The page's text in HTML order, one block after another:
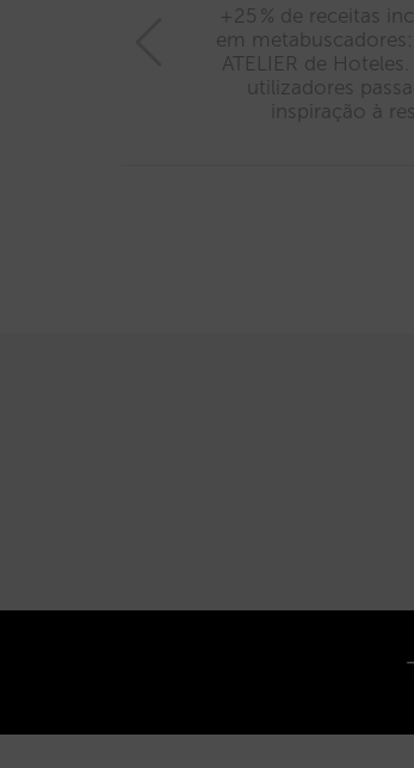
+25 % de receitas
em
ATELIER de
utilizadores
inspiração à